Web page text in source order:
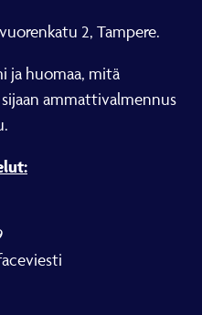
2, Tampere.
ja huomaa, mitä
ammattivalmennus